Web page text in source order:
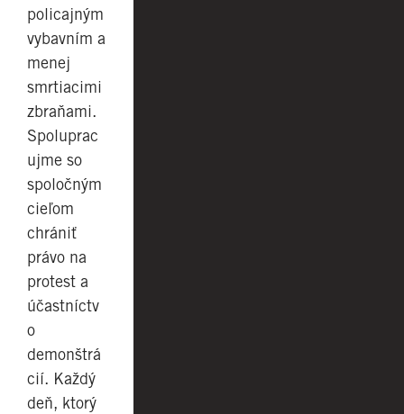
policajným
vybavním a
menej
smrtiacimi
zbraňami.
Spoluprac
ujme so
spoločným
cieľom
chrániť
právo na
protest a
účastníctv
o
demonštrá
cií. Každý
deň, ktorý